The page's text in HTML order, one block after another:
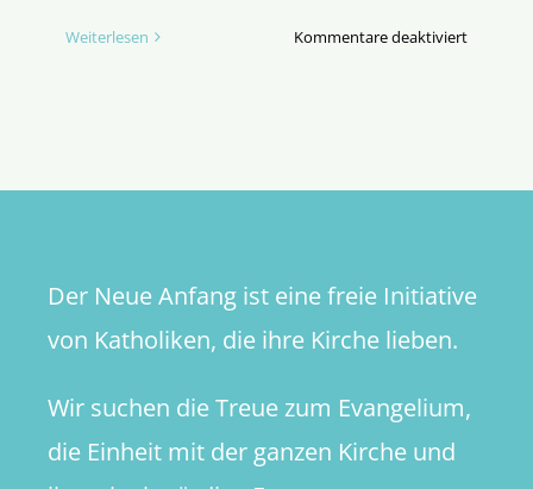
Weiterlesen Kommentare deaktiviertfür
Der Neue Anfang ist eine freie Initiative
von Katholiken, die ihre Kirche lieben.
Wir suchen die Treue zum Evangelium,
die Einheit mit der ganzen Kirche und